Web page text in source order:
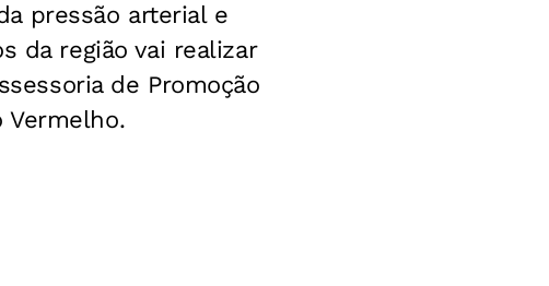
pressão arterial e
da região vai realizar
de Promoção
Vermelho.